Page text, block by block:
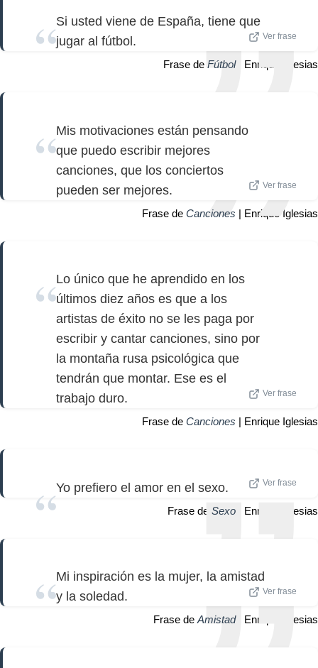
Si usted viene de España, tiene que
jugar al fútbol.
Ver frase
Frase de Fútbol| Enrique Iglesias
Mis motivaciones están pensando
que puedo escribir mejores
canciones, que los conciertos
pueden ser mejores.
Ver frase
Frase de Canciones | Enrique Iglesias
Lo único que he aprendido en los
últimos diez años es que a los
artistas de éxito no se les paga por
escribir y cantar canciones, sino por
la montaña rusa psicológica que
tendrán que montar. Ese es el
trabajo duro.
Ver frase
Frase de Canciones | Enrique Iglesias
Yo prefiero el amor en el sexo. Ver frase
Frase de Sexo | Enrique Iglesias
Mi inspiración es la mujer, la amistad
y la soledad.
Ver frase
Frase de Amistad| Enrique Iglesias